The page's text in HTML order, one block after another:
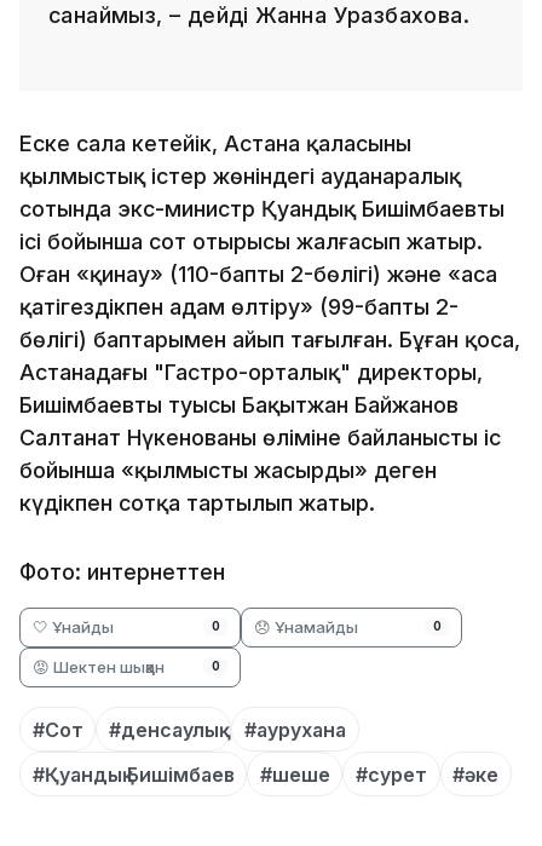
санаймыз, – дейді Жанна Уразбахова.
Еске сала кетейік, Астана қаласының
қылмыстық істер жөніндегі ауданаралық
сотында экс-министр Қуандық Бишімбаевтың
ісі бойынша сот отырысы жалғасып жатыр.
Оған «қинау» (110-баптың 2-бөлігі) және «аса
қатігездікпен адам өлтіру» (99-баптың 2-
бөлігі) баптарымен айып тағылған. Бұған қоса,
Астанадағы "Гастро-орталық" директоры,
Бишімбаевтың туысы Бақытжан Байжанов
Салтанат Нүкенованың өліміне байланысты іс
бойынша «қылмысты жасырды» деген
күдікпен сотқа тартылып жатыр.
Фото: интернеттен
🤍 Ұнайды 0 😞 Ұнамайды 0
😡 Шектен шыққан 0
#Сот #денсаулық
#аурухана
#Қуандық Бишімбаев
#шеше #сурет #әке